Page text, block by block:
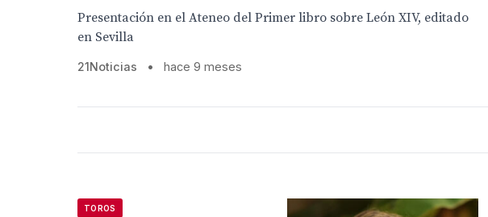
Presentación en el Ateneo del Primer libro sobre León XIV, editado
en Sevilla
21Noticias • hace 9 meses
TOROS